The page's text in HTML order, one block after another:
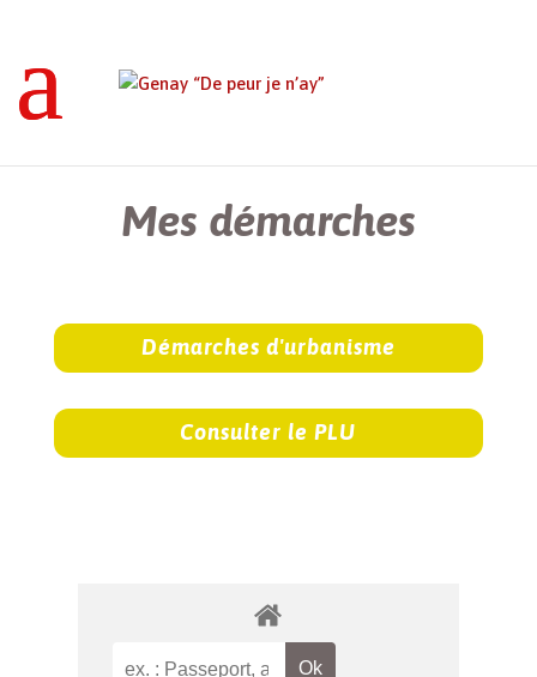
Mes démarches
Démarches d'urbanisme
Consulter le PLU